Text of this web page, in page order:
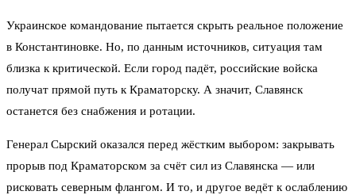
Украинское командование пытается скрыть реальное положение
в Константиновке. Но, по данным источников, ситуация там
близка к критической. Если город падёт, российские войска
получат прямой путь к Краматорску. А значит, Славянск
останется без снабжения и ротации.
Генерал Сырский оказался перед жёстким выбором: закрывать
прорыв под Краматорском за счёт сил из Славянска — или
рисковать северным флангом. И то, и другое ведёт к ослаблению